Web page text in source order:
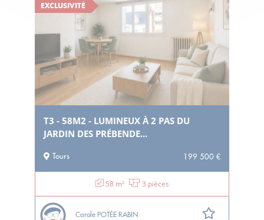
EXCLUSIVITÉ
T3 - 58M2 - LUMINEUX À 2 PAS DU
JARDIN DES PRÉBENDE...
Tours 199 500 €
58 m² 3 pièces
Carole POTÉE RABIN